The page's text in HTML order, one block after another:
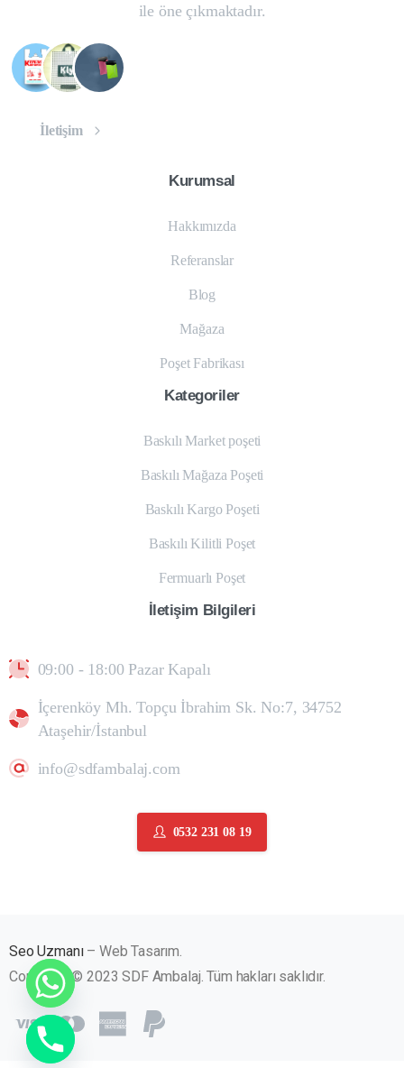
ile öne çıkmaktadır.
İletişim
Kurumsal
Hakkımızda
Referanslar
Blog
Mağaza
Poşet Fabrikası
Kategoriler
Baskılı Market poşeti
Baskılı Mağaza Poşeti
Baskılı Kargo Poşeti
Baskılı Kilitli Poşet
Fermuarlı Poşet
İletişim Bilgileri
09:00 - 18:00 Pazar Kapalı
İçerenköy Mh. Topçu İbrahim Sk. No:7, 34752
Ataşehir/İstanbul
info@sdfambalaj.com
0532 231 08 19
Seo Uzmanı– Web Tasarım.
Copyright © 2023 SDF Ambalaj. Tüm hakları saklıdır.